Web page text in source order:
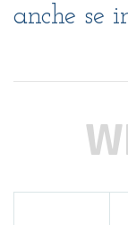
anche se